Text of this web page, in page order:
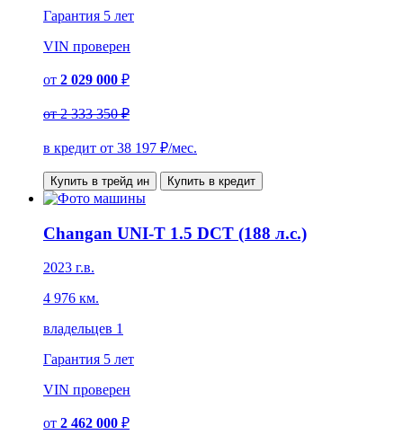
Гарантия 5 лет
VIN проверен
от 2 029 000 ₽
от2 333 350 ₽
в кредит от 38 197 ₽/мес.
Купить в трейд ин Купить в кредит
Changan UNI-T 1.5 DCT (188 л.с.)
2023 г.в.
4 976 км.
владельцев 1
Гарантия 5 лет
VIN проверен
от 2 462 000 ₽